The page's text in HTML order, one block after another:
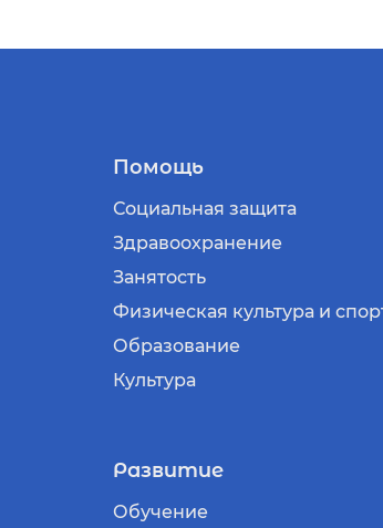
Помощь
Социальная защита
Здравоохранение
Занятость
Физическая культура и
Образование
Культура
Развитие
Обучение